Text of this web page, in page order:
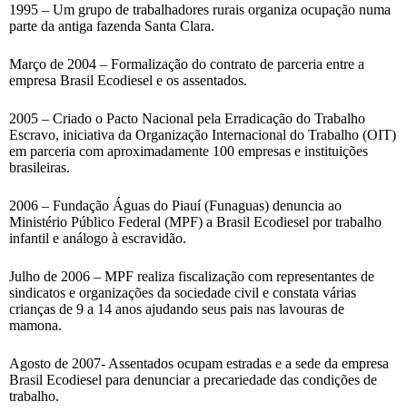
1995 – Um grupo de trabalhadores rurais organiza ocupação numa
parte da antiga fazenda Santa Clara.
Março de 2004 – Formalização do contrato de parceria entre a
empresa Brasil Ecodiesel e os assentados.
2005 – Criado o Pacto Nacional pela Erradicação do Trabalho
Escravo, iniciativa da Organização Internacional do Trabalho (OIT)
em parceria com aproximadamente 100 empresas e instituições
brasileiras.
2006 – Fundação Águas do Piauí (Funaguas) denuncia ao
Ministério Público Federal (MPF) a Brasil Ecodiesel por trabalho
infantil e análogo à escravidão.
Julho de 2006 – MPF realiza fiscalização com representantes de
sindicatos e organizações da sociedade civil e constata várias
crianças de 9 a 14 anos ajudando seus pais nas lavouras de
mamona.
Agosto de 2007- Assentados ocupam estradas e a sede da empresa
Brasil Ecodiesel para denunciar a precariedade das condições de
trabalho.